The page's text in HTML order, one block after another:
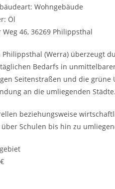
Wohngebäude
Öl
46, 36269 Philippsthal
Philippsthal (Werra) überzeugt
Bedarfs in
Seitenstraßen und die
an die umliegenden Städte.
beziehungsweise
Schulen bis hin zu